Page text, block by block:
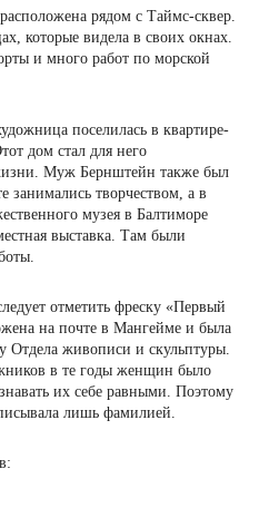
рядом с Таймс-сквер.
которые видела в своих окнах.
и много работ по морской
поселилась в квартире-
дом стал для него
Муж Бернштейн также был
занимались творчеством, а в
музея в Балтиморе
выставка. Там были
отметить фреску «Первый
на почте в Мангейме и была
Отдела живописи и скульптуры.
в те годы женщин было
их себе равными. Поэтому
лишь фамилией.